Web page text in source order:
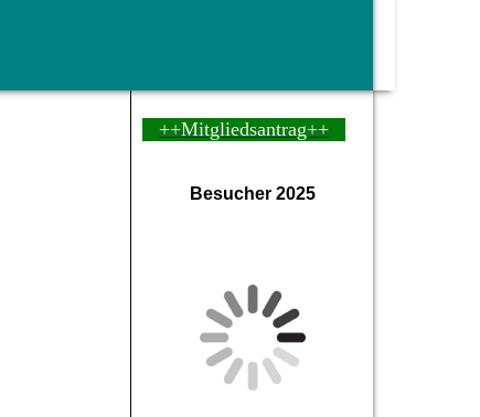
++Mitgliedsantrag++
Besucher 2025